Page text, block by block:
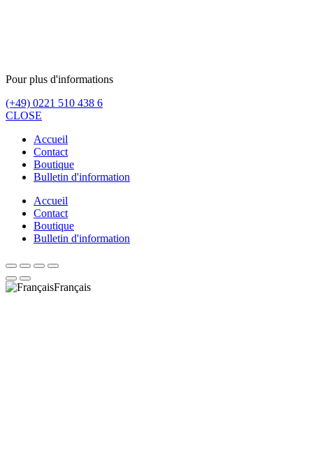
Pour plus d'informations
(+49) 0221 510 438 6
CLOSE
Accueil
Contact
Boutique
Bulletin d'information
Accueil
Contact
Boutique
Bulletin d'information
Français